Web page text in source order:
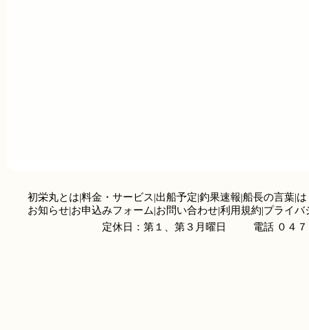
初栄丸とは|料金・サービス|出船予定|釣果速報|船長の言葉|
お知らせ|お申込みフォーム|お問い合わせ|利用規約|プライバ
定休日：第１、第３月曜日
電話 ０４